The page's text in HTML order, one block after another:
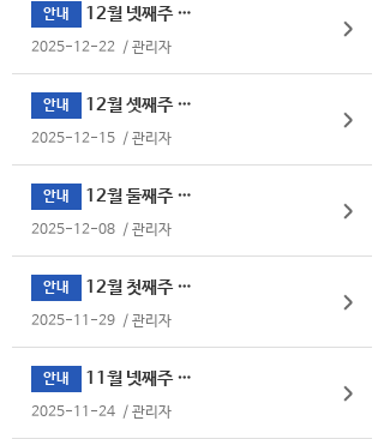
안내 12월 넷째주 식단표
2025-12-22 / 관리자
안내 12월 셋째주 식단표
2025-12-15 / 관리자
안내 12월 둘째주 식단표
2025-12-08 / 관리자
안내 12월 첫째주 식단표
2025-11-29 / 관리자
안내 11월 넷째주 식단표
2025-11-24 / 관리자